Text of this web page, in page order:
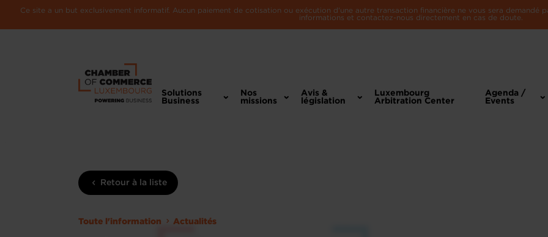
Ce site a un but exclusivement informatif. Aucun paiement de cotisation ou exécution d'une autre transaction financière ne vous sera demandé
informations et contactez-nous directement en cas de doute.
Solutions
Business
Nos
missions
Avis &
législation
Luxembourg
Arbitration Center
Agenda /
Events
Retour à la liste
Toute l'information Actualités